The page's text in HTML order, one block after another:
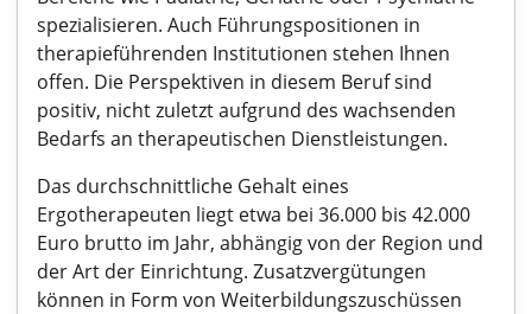
spezialisieren. Auch Führungspositionen in
therapieführenden Institutionen stehen Ihnen
offen. Die Perspektiven in diesem Beruf sind
positiv, nicht zuletzt aufgrund des wachsenden
Bedarfs an therapeutischen Dienstleistungen.
Das durchschnittliche Gehalt eines
Ergotherapeuten liegt etwa bei 36.000 bis 42.000
Euro brutto im Jahr, abhängig von der Region und
der Art der Einrichtung. Zusatzvergütungen
können in Form von Weiterbildungszuschüssen